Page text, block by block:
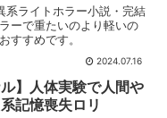
系ライトホラー小説・完結
ーで重たいのより軽いの
すすめです。
2024.07.16
ル】人体実験で人間や
記憶喪失ロリ